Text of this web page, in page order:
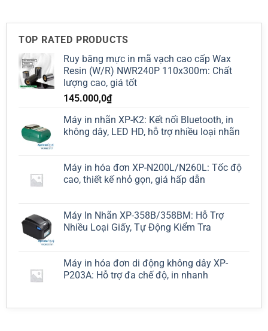
TOP RATED PRODUCTS
Ruy băng mực in mã vạch cao cấp Wax
Resin (W/R) NWR240P 110x300m: Chất
lượng cao, giá tốt
145.000,0₫
Máy in nhãn XP-K2: Kết nối Bluetooth, in
không dây, LED HD, hỗ trợ nhiều loại nhãn
Máy in hóa đơn XP-N200L/N260L: Tốc độ
cao, thiết kế nhỏ gọn, giá hấp dẫn
Máy In Nhãn XP-358B/358BM: Hỗ Trợ
Nhiều Loại Giấy, Tự Động Kiểm Tra
Máy in hóa đơn di động không dây XP-
P203A: Hỗ trợ đa chế độ, in nhanh